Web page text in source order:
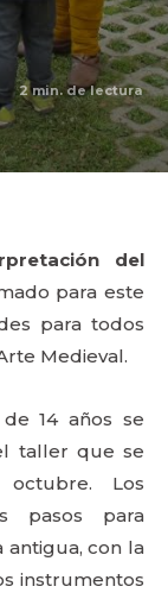
2 min. de lectura
del
para este
para todos
Medieval.
14 años se
taller que se
Los
pasos para
con la
instrumentos